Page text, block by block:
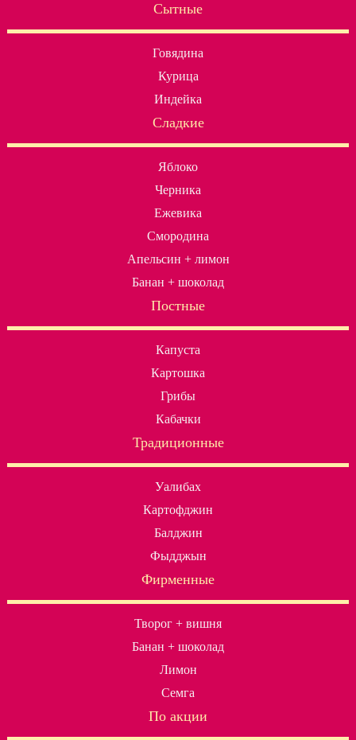
Сытные
Говядина
Курица
Индейка
Сладкие
Яблоко
Черника
Ежевика
Смородина
Апельсин + лимон
Банан + шоколад
Постные
Капуста
Картошка
Грибы
Кабачки
Традиционные
Уалибах
Картофджин
Балджин
Фыдджын
Фирменные
Творог + вишня
Банан + шоколад
Лимон
Семга
По акции